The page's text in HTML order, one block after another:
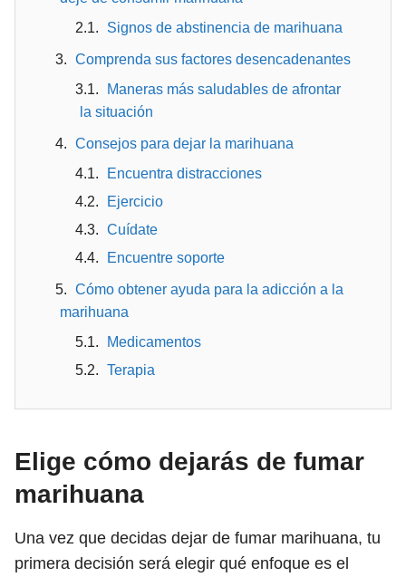
Signos de abstinencia de marihuana
Comprenda sus factores desencadenantes
Maneras más saludables de afrontar
la situación
Consejos para dejar la marihuana
Encuentra distracciones
Ejercicio
Cuídate
Encuentre soporte
Cómo obtener ayuda para la adicción a la
marihuana
Medicamentos
Terapia
Elige cómo dejarás de fumar
marihuana
Una vez que decidas dejar de fumar marihuana, tu
primera decisión será elegir qué enfoque es el